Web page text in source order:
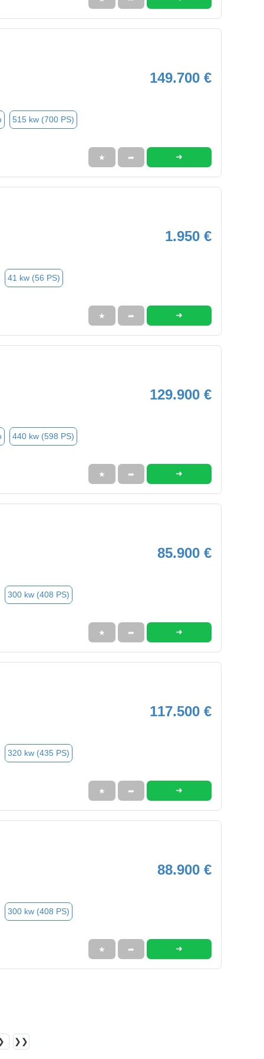
149.700 €
515 kw (700 PS)
★ ➦ ➜
1.950 €
41 kw (56 PS)
★ ➦ ➜
129.900 €
440 kw (598 PS)
★ ➦ ➜
85.900 €
300 kw (408 PS)
★ ➦ ➜
117.500 €
320 kw (435 PS)
★ ➦ ➜
88.900 €
300 kw (408 PS)
★ ➦ ➜
❯❯